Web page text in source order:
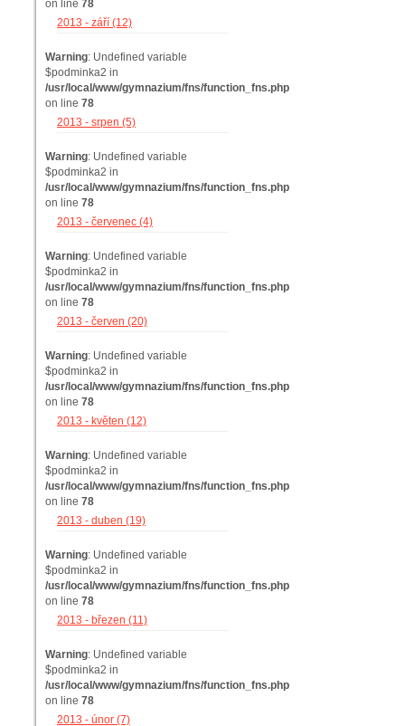
on line 78
2013 - září (12)
Warning: Undefined variable
$podminka2 in
/usr/local/www/gymnazium/fns/function_fns.php
on line 78
2013 - srpen (5)
Warning: Undefined variable
$podminka2 in
/usr/local/www/gymnazium/fns/function_fns.php
on line 78
2013 - červenec (4)
Warning: Undefined variable
$podminka2 in
/usr/local/www/gymnazium/fns/function_fns.php
on line 78
2013 - červen (20)
Warning: Undefined variable
$podminka2 in
/usr/local/www/gymnazium/fns/function_fns.php
on line 78
2013 - květen (12)
Warning: Undefined variable
$podminka2 in
/usr/local/www/gymnazium/fns/function_fns.php
on line 78
2013 - duben (19)
Warning: Undefined variable
$podminka2 in
/usr/local/www/gymnazium/fns/function_fns.php
on line 78
2013 - březen (11)
Warning: Undefined variable
$podminka2 in
/usr/local/www/gymnazium/fns/function_fns.php
on line 78
2013 - únor (7)